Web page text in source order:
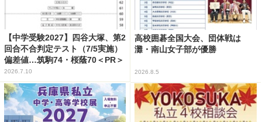
【中学受験2027】四谷大塚、第2
回合不合判定テスト（7/5実施）
偏差値…筑駒74・桜蔭70＜PR＞
2026.7.10
高校囲碁全国大会、団体戦は
灘・南山女子部が優勝
2026.8.5